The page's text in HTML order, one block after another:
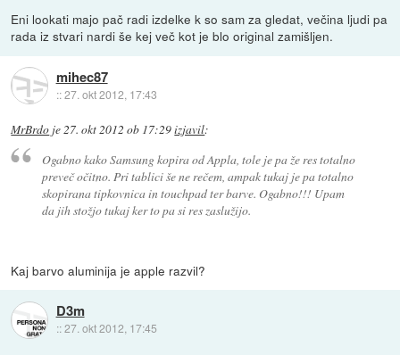
Eni lookati majo pač radi izdelke k so sam za gledat, večina ljudi pa
rada iz stvari nardi še kej več kot je blo original zamišljen.
mihec87
::27. okt 2012, 17:43
MrBrdo je27. okt 2012 ob 17:29izjavil:
Ogabno kako Samsung kopira od Appla, tole je pa že res totalno
preveč očitno. Pri tablici še ne rečem, ampak tukaj je pa totalno
skopirana tipkovnica in touchpad ter barve. Ogabno!!! Upam
da jih stožjo tukaj ker to pa si res zaslužijo.
Kaj barvo aluminija je apple razvil?
D3m
::27. okt 2012, 17:45